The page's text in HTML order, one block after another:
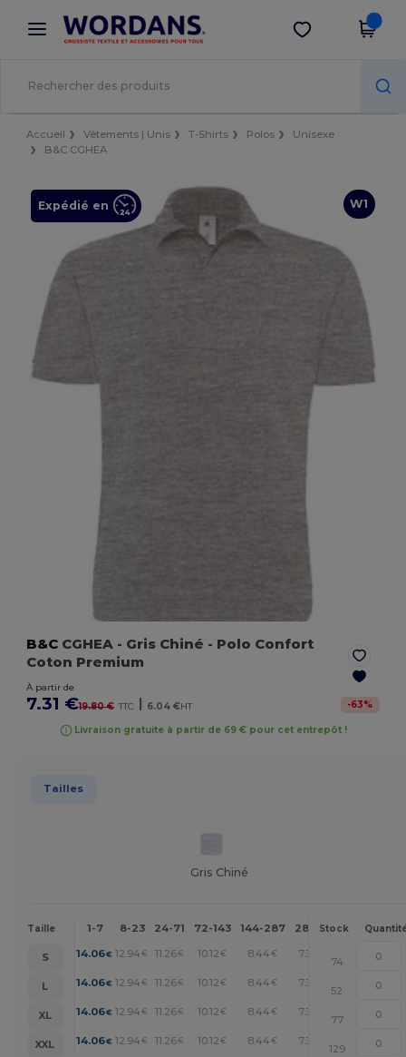
× Appli Wordans
Meilleurs prix sur l’app !
Obtenir l'appli
Accueil Vêtements | Unis T-Shirts Polos
Unisexe
B&C CGHEA
W1
Expédié en
B&C CGHEA - Gris Chiné - Polo Confort
Coton Premium
À partir de
7.31 €19.80 € TTC | 6.04 €HT -63%
Livraison gratuite à partir de 69 € pour cet entrepôt !
Tailles
Gris Chiné
Taille 1-7 8-23 24-71 72-143 144-287 288 + Plus
Stock
S 14.06€ 12.94 € 11.26€ 10.12 € 8.44 € 7.31
74
L
14.06€ 12.94 € 11.26€ 10.12 € 8.44 € 7.31 +
52
XL
14.06€ 12.94 € 11.26€ 10.12 € 8.44 € 7.31 +
77
XXL
14.06€ 12.94 € 11.26€ 10.12 € 8.44 € 7.31 +
129